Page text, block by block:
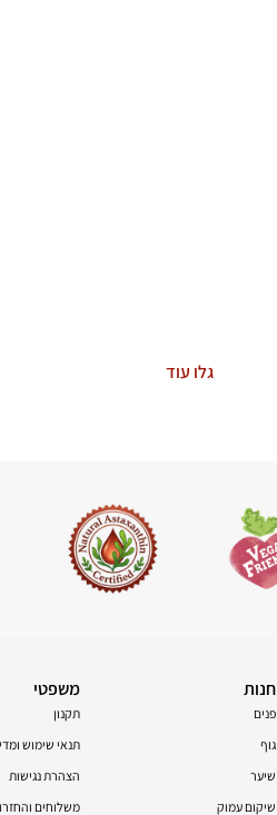
גלו עוד
חנות
פנים
גוף
שיער
שיקום עמוק
משפטי
תקנון
תנאי שימוש
הצהרת נגישות
משלוחים